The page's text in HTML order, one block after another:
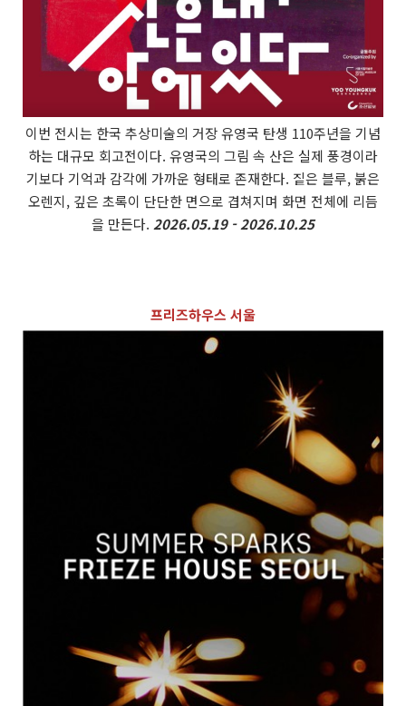
이번 전시는 한국 추상미술의 거장 유영국 탄생 110주년을 기념
하는 대규모 회고전이다. 유영국의 그림 속 산은 실제 풍경이라
기보다 기억과 감각에 가까운 형태로 존재한다. 짙은 블루, 붉은
오렌지, 깊은 초록이 단단한 면으로 겹쳐지며 화면 전체에 리듬
을 만든다. 2026.05.19 - 2026.10.25
프리즈하우스 서울